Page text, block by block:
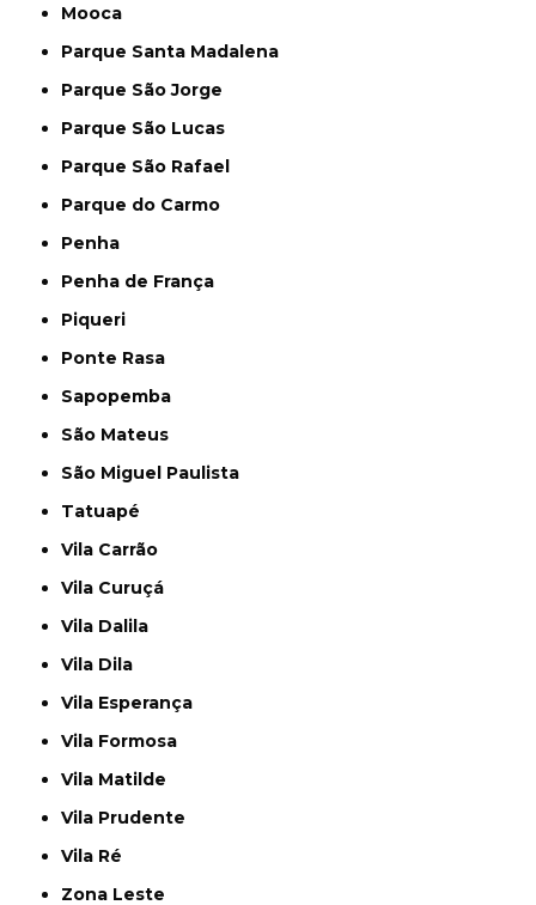
Mooca
Parque Santa Madalena
Parque São Jorge
Parque São Lucas
Parque São Rafael
Parque do Carmo
Penha
Penha de França
Piqueri
Ponte Rasa
Sapopemba
São Mateus
São Miguel Paulista
Tatuapé
Vila Carrão
Vila Curuçá
Vila Dalila
Vila Dila
Vila Esperança
Vila Formosa
Vila Matilde
Vila Prudente
Vila Ré
Zona Leste